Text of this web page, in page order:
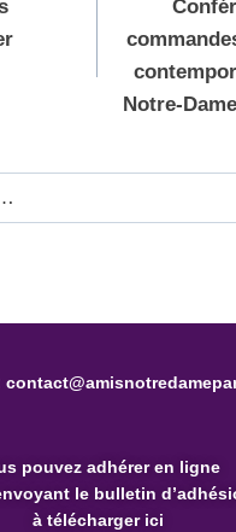
Notre-
pouvez adhérer en ligne
le bulletin
à télécharger ici